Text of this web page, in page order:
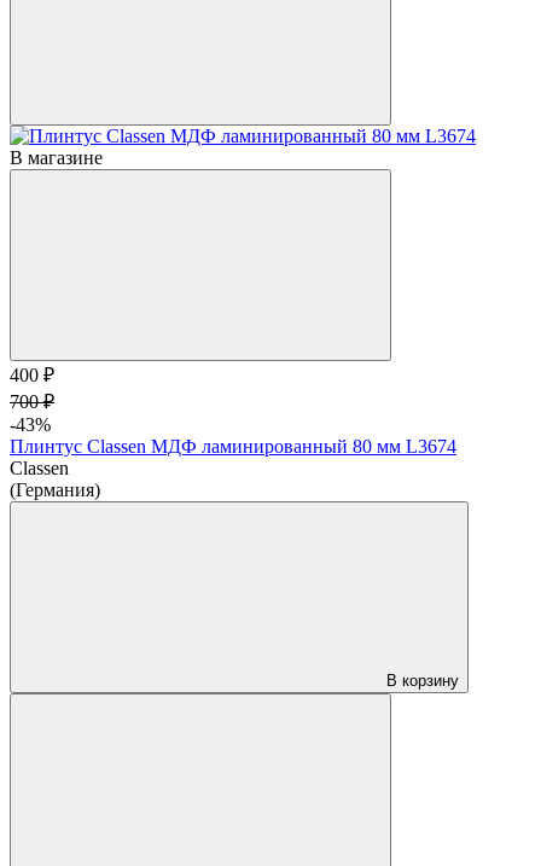
В магазине
400 ₽
700 ₽
-43%
Плинтус Classen МДФ ламинированный 80 мм L3674
Classen
(Германия)
В корзину